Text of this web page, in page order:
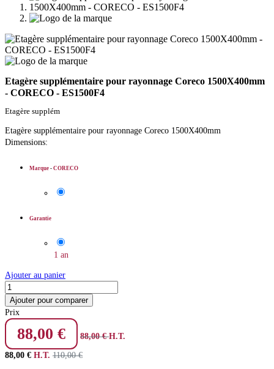
Etagère supplémentaire pour rayonnage Coreco 1500X400mm
- CORECO - ES1500F4
Etagère supplém
Etagère supplémentaire pour rayonnage Coreco 1500X400mm
Dimensions:
Marque - CORECO
Garantie
1 an
Ajouter au panier
Ajouter pour comparer
Prix
88,00 € 88,00€ H.T.
88,00 € H.T. 110,00€